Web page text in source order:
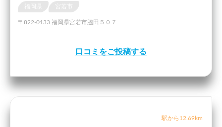
〒822-0133 福岡県宮若市脇田５０７
口コミをご投稿する
駅から12.69km